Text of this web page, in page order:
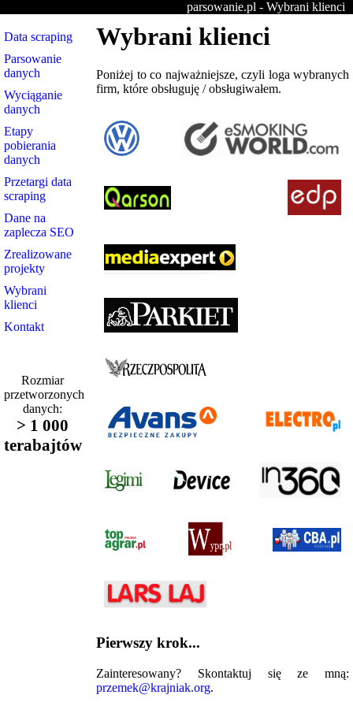
parsowanie.pl - Wybrani klienci
Wybrani klienci
Poniżej to co najważniejsze, czyli loga wybranych
firm, które obsługuję / obsługiwałem.
Pierwszy krok...
Zainteresowany? Skontaktuj się ze mną:
przemek@krajniak.org.
Data scraping
Parsowanie
danych
Wyciąganie
danych
Etapy
pobierania
danych
Przetargi data
scraping
Dane na
zaplecza SEO
Zrealizowane
projekty
Wybrani
klienci
Kontakt
Rozmiar
przetworzonych
danych:
> 1 000
terabajtów